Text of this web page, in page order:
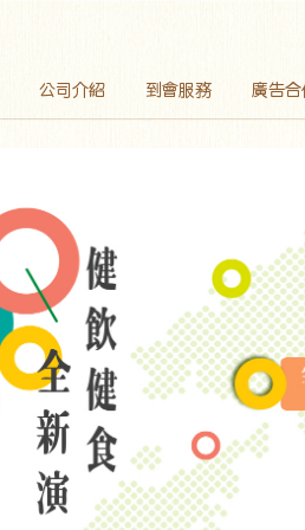
公司介紹 到會服務 廣告